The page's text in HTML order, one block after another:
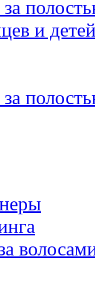
и